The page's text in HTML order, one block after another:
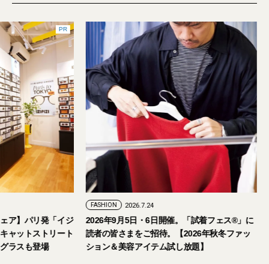
人のアイウェア】パリ発「イジ
の旗艦店をキャットストリート
本限定サングラスも登場
FASHION
2026年9月5日・6日開催。「試着フ
読者の皆さまをご招待。【2026年
ション＆美容アイテム試し放題】